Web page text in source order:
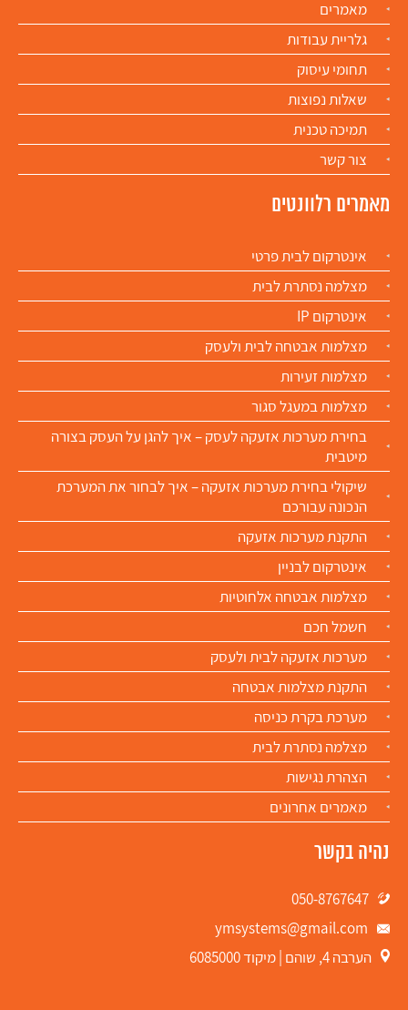
מאמרים
גלריית עבודות
תחומי עיסוק
שאלות נפוצות
תמיכה טכנית
צור קשר
מאמרים רלוונטים
אינטרקום לבית פרטי
מצלמה נסתרת לבית
אינטרקום IP
מצלמות אבטחה לבית ולעסק
מצלמות זעירות
מצלמות במעגל סגור
בחירת מערכות אזעקה לעסק – איך להגן על העסק בצורה
מיטבית
שיקולי בחירת מערכות אזעקה – איך לבחור את המערכת
הנכונה עבורכם
התקנת מערכות אזעקה
אינטרקום לבניין
מצלמות אבטחה אלחוטיות​
חשמל חכם
מערכות אזעקה לבית ולעסק
התקנת מצלמות אבטחה​
מערכת בקרת כניסה
מצלמה נסתרת לבית
הצהרת נגישות
מאמרים אחרונים
נהיה בקשר
050-8767647
ymsystems@gmail.com
הערבה 4, שוהם | מיקוד 6085000